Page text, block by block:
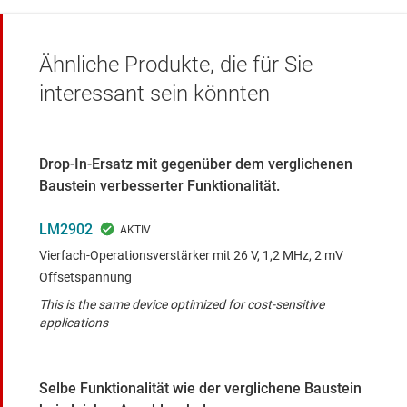
Ähnliche Produkte, die für Sie
interessant sein könnten
Drop-In-Ersatz mit gegenüber dem verglichenen
Baustein verbesserter Funktionalität.
LM2902
Vierfach-Operationsverstärker mit 26 V, 1,2 MHz, 2 mV
Offsetspannung
This is the same device optimized for cost-sensitive
applications
Selbe Funktionalität wie der verglichene Baustein